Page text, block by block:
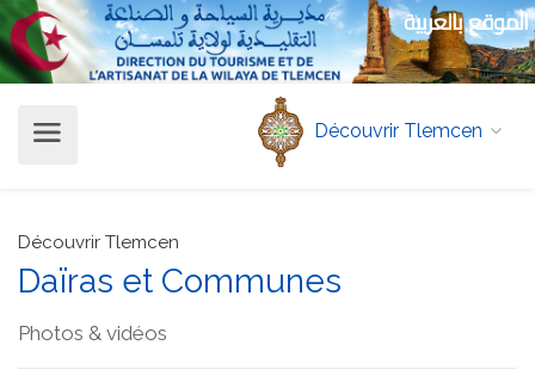
الموقع بالعربية
Découvrir Tlemcen
Découvrir Tlemcen
Daïras et Communes
Photos & vidéos